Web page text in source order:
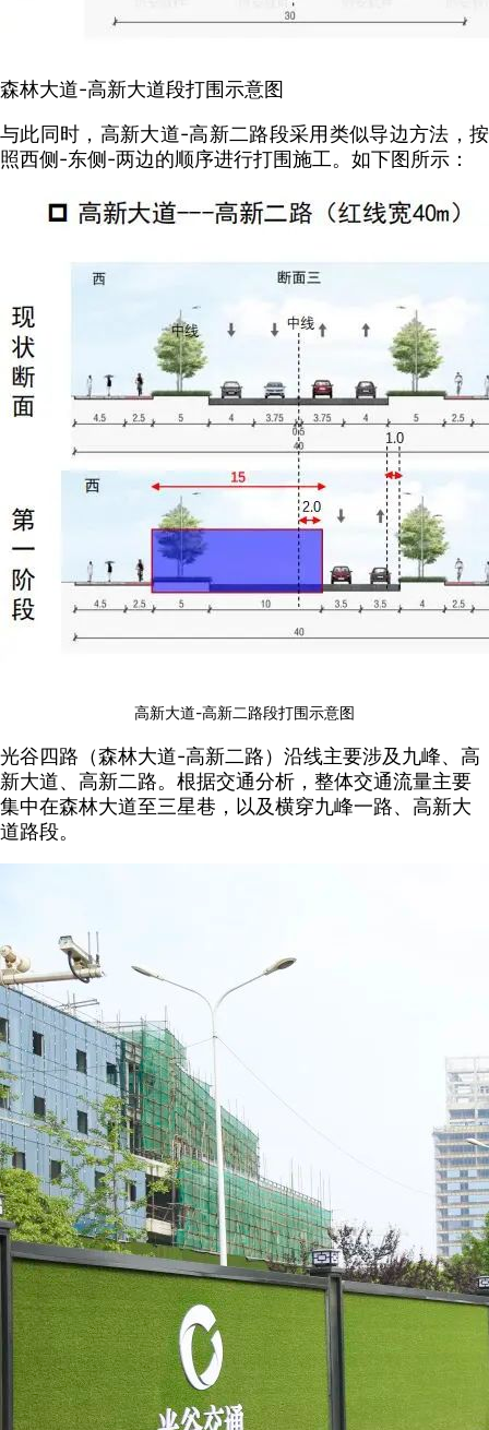
森林大道-高新大道段打围示意图
与此同时，高新大道-高新二路段采用类似导边方法，按
照西侧-东侧-两边的顺序进行打围施工。如下图所示：
高新大道-高新二路段打围示意图
光谷四路（森林大道-高新二路）沿线主要涉及九峰、高
新大道、高新二路。根据交通分析，整体交通流量主要
集中在森林大道至三星巷，以及横穿九峰一路、高新大
道路段。